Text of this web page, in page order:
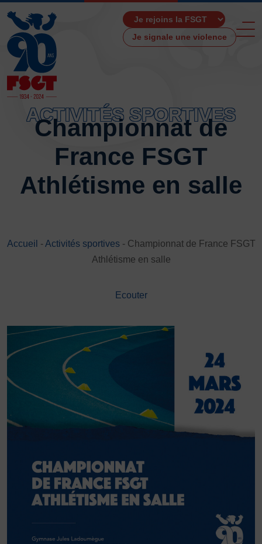
Je signale une violence
Présentation
Histoire
Les Boutiques F.S.G.T
Ressources média
Championnat de France FSGT
Jeunesses
Santé
Entreprises
Pratiques partagées
Écologie
Sport avec les exilés
Signalement violences sexistes et sexuelles
Protéger les pratiquant.es
Prévenir les discriminations
Agir contre le dopage et les conduites dopantes
ACTIVITÉS SPORTIVES
Championnat de
France FSGT
Athlétisme en salle
Accueil -Activités sportives- Championnat de France FSGT
Athlétisme en salle
Ecouter